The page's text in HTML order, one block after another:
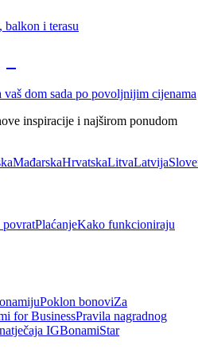
balkon i terasu
dom sada po povoljnijim cijenama
inspiracije i najširom ponudom
MađarskaHrvatskaLitvaLatvija
PlaćanjeKako funkcioniraju
Poklon bonoviZa
for BusinessPravila nagradnog
IGBonamiStar